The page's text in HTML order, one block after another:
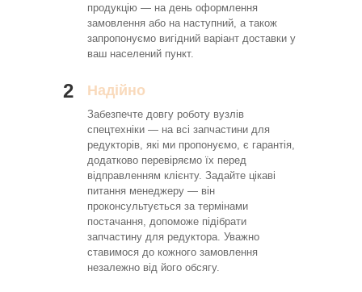
продукцію — на день оформлення
замовлення або на наступний, а також
запропонуємо вигідний варіант доставки у
ваш населений пункт.
2 Надійно
Забезпечте довгу роботу вузлів
спецтехніки — на всі запчастини для
редукторів, які ми пропонуємо, є гарантія,
додатково перевіряємо їх перед
відправленням клієнту. Задайте цікаві
питання менеджеру — він
проконсультується за термінами
постачання, допоможе підібрати
запчастину для редуктора. Уважно
ставимося до кожного замовлення
незалежно від його обсягу.